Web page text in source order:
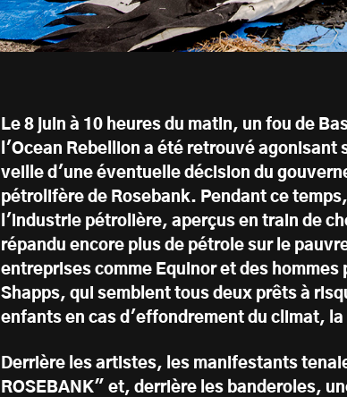
Le 8 juin à 10 heures du matin, un fou de
l'Ocean Rebellion a été retrouvé agonisant
veille d'une éventuelle décision du
pétrolifère de Rosebank. Pendant ce
l'industrie pétrolière, aperçus en train de
répandu encore plus de pétrole sur le
entreprises comme Equinor et des
Shapps, qui semblent tous deux prêts à
enfants en cas d'effondrement du climat,
Derrière les artistes, les manifestants
ROSEBANK" et, derrière les banderoles,